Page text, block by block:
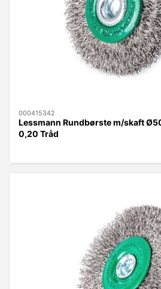
000415342
Lessmann Rundbørste m/skaft
0,20 Tråd